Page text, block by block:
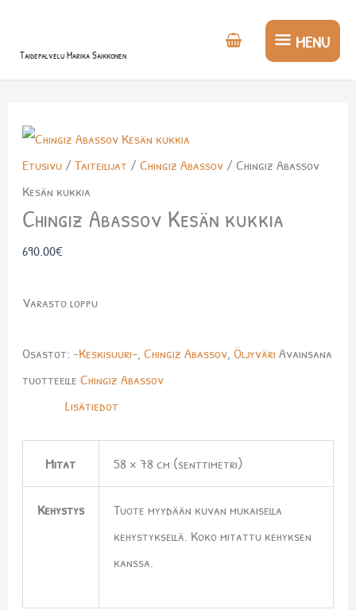
Taidepalvelu Marika Saikkonen
MENU
MENU
Etusivu/ Taiteilijat / Chingiz Abassov/ Chingiz Abassov
Kesän kukkia
Chingiz Abassov Kesän kukkia
690.00€
Varasto loppu
Osastot: -Keskisuuri-, Chingiz Abassov, Öljyväri Avainsana
tuotteelle Chingiz Abassov
Lisätiedot
Mitat 58 × 78 cm (senttimetri)
Kehystys
Tuote myydään kuvan mukaisella
kehystyksellä. Koko mitattu kehyksen
kanssa.